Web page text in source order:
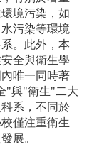
境污染，如
污染等環境
。此外，本
全與衛生學
唯一同時著
"與"衛生"二大
系，不同於
僅注重衛生
展。